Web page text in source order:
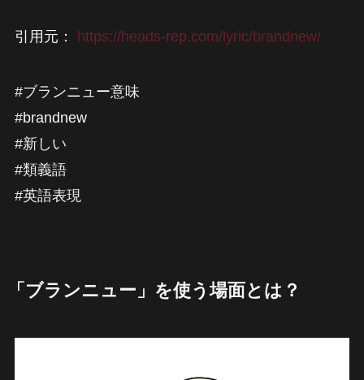
引用元： https://heads-rep.com/lyric/brandnew/
#ブランニュー意味
#brandnew
#新しい
#類義語
#英語表現
「ブランニュー」を使う場面とは？